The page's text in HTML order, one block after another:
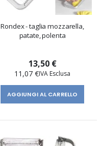
Rondex - taglia mozzarella,
patate, polenta
13,50 €
11,07 €
AGGIUNGI AL CARRELLO